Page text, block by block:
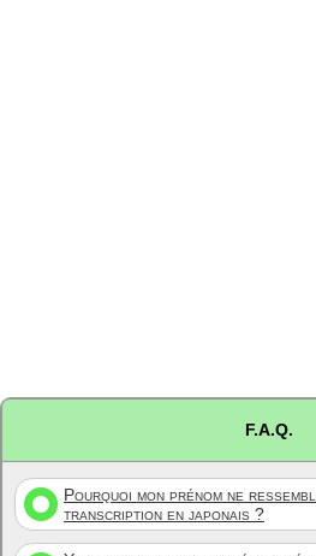
F.A.Q.
Pourquoi mon prénom ne
transcription en japonais ?